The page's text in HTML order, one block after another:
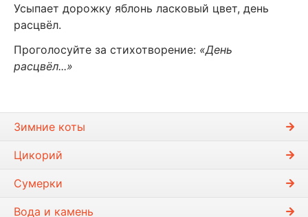
Усыпает дорожку яблонь ласковый цвет, день
расцвёл.
Проголосуйте за стихотворение: «День
расцвёл...»
Зимние коты
Цикорий
Сумерки
Вода и камень